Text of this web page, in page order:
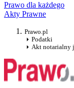
Prawo dla każdego
Akty Prawne
Prawo.pl
Podatki
Akt notarialny